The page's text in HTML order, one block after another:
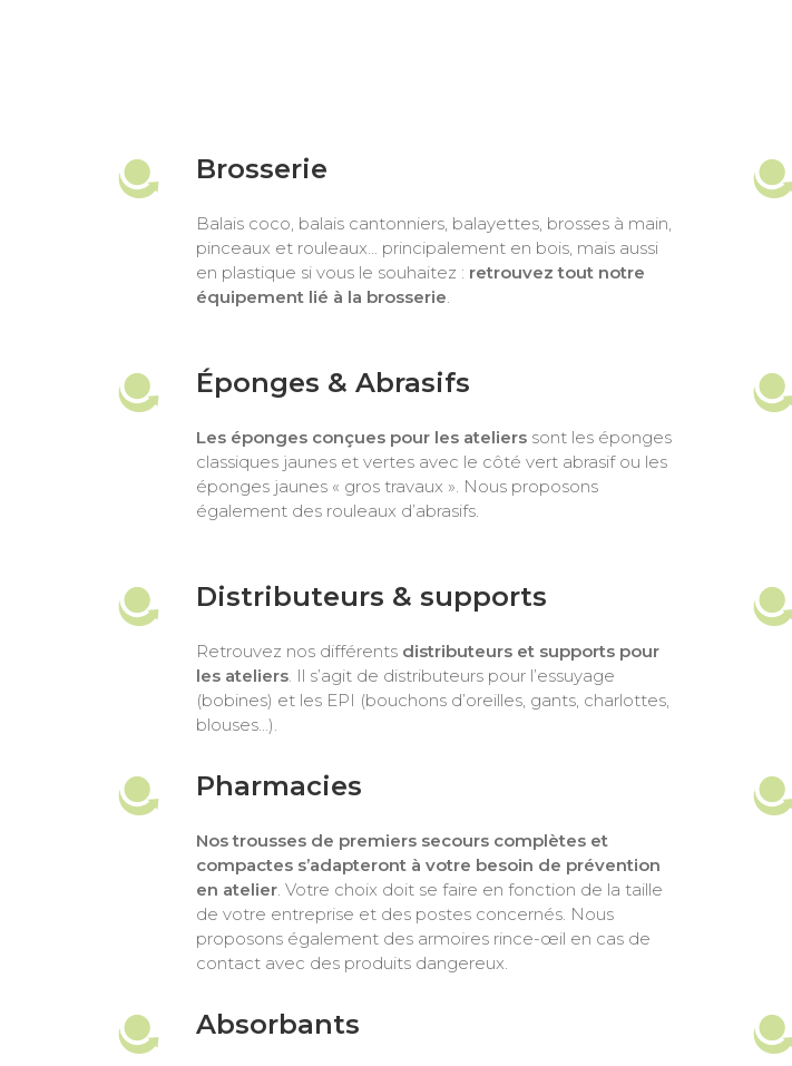
Brosserie
Balais coco, balais cantonniers, balayettes, brosses à main,
pinceaux et rouleaux... principalement en bois, mais aussi
en plastique si vous le souhaitez : retrouvez tout notre
équipement lié à la brosserie
Éponges & Abrasifs
Les éponges conçues pour les atelierssont les éponges
classiques jaunes et vertes avec le côté vert abrasif ou les
éponges jaunes « gros travaux ». Nous proposons
également des rouleaux d’abrasifs.
Distributeurs & supports
Retrouvez nos différents distributeurs et supports pour
les ateliers. Il s’agit de distributeurs pour l’essuyage
(bobines) et les EPI (bouchons d’oreilles, gants, charlottes,
blouses…).
Pharmacies
Nos trousses de premiers secours complètes et
compactes s’adapteront à votre besoin de prévention
en atelier. Votre choix doit se faire en fonction de la taille
de votre entreprise et des postes concernés. Nous
proposons également des armoires rince-œil en cas de
contact avec des produits dangereux.
Absorbants